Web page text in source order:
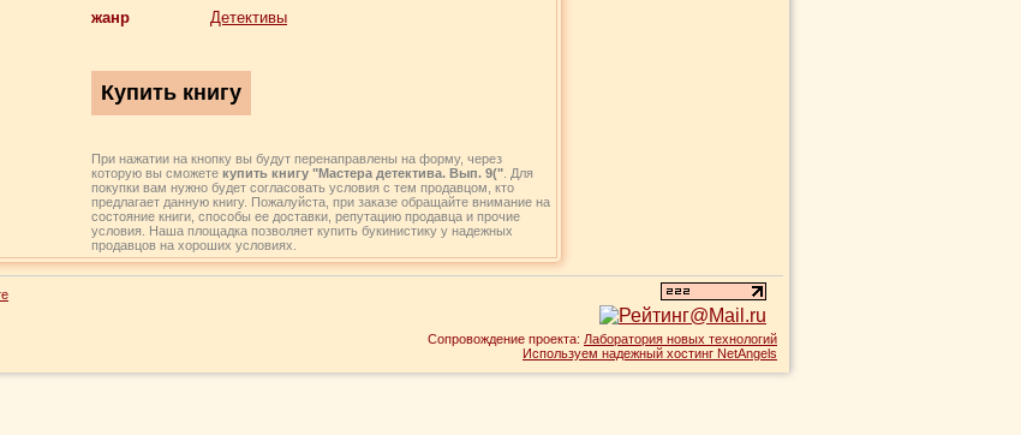
жанр Детективы
При нажатии на кнопку вы будут перенаправлены на форму, через
которую вы сможете купить книгу "Мастера детектива. Вып. 9(" . Для
покупки вам нужно будет согласовать условия с тем продавцом, кто
предлагает данную книгу. Пожалуйста, при заказе обращайте внимание на
состояние книги, способы ее доставки, репутацию продавца и прочие
условия. Наша площадка позволяет купить букинистику у надежных
продавцов на хороших условиях.
Сопровождение проекта: Лаборатория новых технологий
Используем надежный хостинг NetAngels